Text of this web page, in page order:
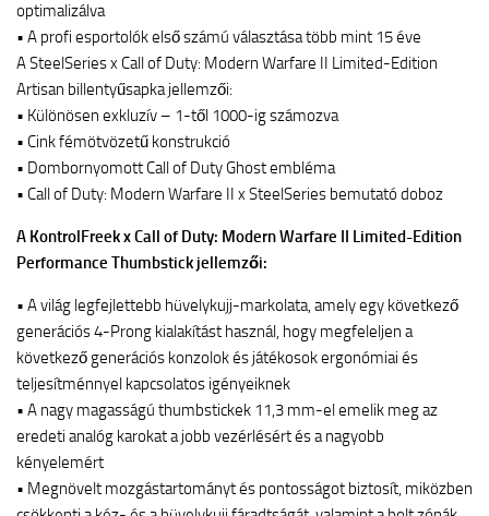
optimalizálva
• A profi esportolók első számú választása több mint 15 éve
A SteelSeries x Call of Duty: Modern Warfare II Limited-Edition
Artisan billentyűsapka jellemzői:
• Különösen exkluzív – 1-től 1000-ig számozva
• Cink fémötvözetű konstrukció
• Dombornyomott Call of Duty Ghost embléma
• Call of Duty: Modern Warfare II x SteelSeries bemutató doboz
A KontrolFreek x Call of Duty: Modern Warfare II Limited-Edition
Performance Thumbstick jellemzői:
• A világ legfejlettebb hüvelykujj-markolata, amely egy következő
generációs 4-Prong kialakítást használ, hogy megfeleljen a
következő generációs konzolok és játékosok ergonómiai és
teljesítménnyel kapcsolatos igényeiknek
• A nagy magasságú thumbstickek 11,3 mm-el emelik meg az
eredeti analóg karokat a jobb vezérlésért és a nagyobb
kényelemért
• Megnövelt mozgástartományt és pontosságot biztosít, miközben